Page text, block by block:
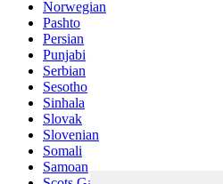
Norwegian
Pashto
Persian
Punjabi
Serbian
Sesotho
Sinhala
Slovak
Slovenian
Somali
Samoan